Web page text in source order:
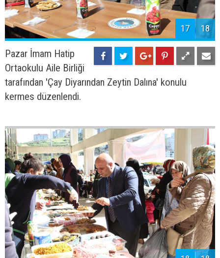
17 18
Pazar İmam Hatip
Ortaokulu Aile Birliği
tarafından 'Çay Diyarından Zeytin Dalına' konulu
kermes düzenlendi.